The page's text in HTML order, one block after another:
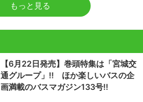
もっと見る
【6月22日発売】巻頭特集は「宮城交
通グループ」!! ほか楽しいバスの企
画満載のバスマガジン133号!!